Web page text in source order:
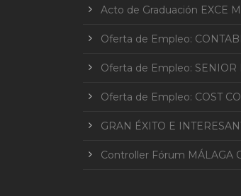
Acto de Graduación EXCE
Oferta de Empleo:
Oferta de Empleo: SENIOR
Oferta de Empleo: COST
GRAN ÉXITO E
Controller Fórum MÁLAGA